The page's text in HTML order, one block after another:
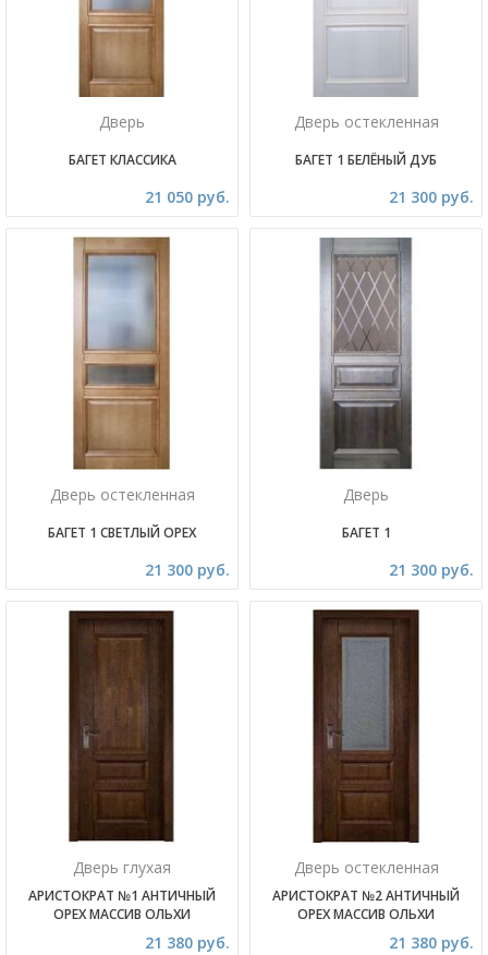
Дверь
БАГЕТ КЛАССИКА
21 050 руб.
Дверь остекленная
БАГЕТ 1 БЕЛЁНЫЙ ДУБ
21 300 руб.
Дверь остекленная
БАГЕТ 1 СВЕТЛЫЙ ОРЕХ
21 300 руб.
Дверь
БАГЕТ 1
21 300 руб.
Дверь глухая
АРИСТОКРАТ №1 АНТИЧНЫЙ
ОРЕХ МАССИВ ОЛЬХИ
21 380 руб.
Дверь остекленная
АРИСТОКРАТ №2 АНТИЧНЫЙ
ОРЕХ МАССИВ ОЛЬХИ
21 380 руб.